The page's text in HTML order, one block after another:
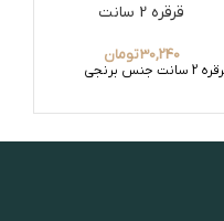
قرقره 2 سانت
30,240تومان
سانت جنس برنجی